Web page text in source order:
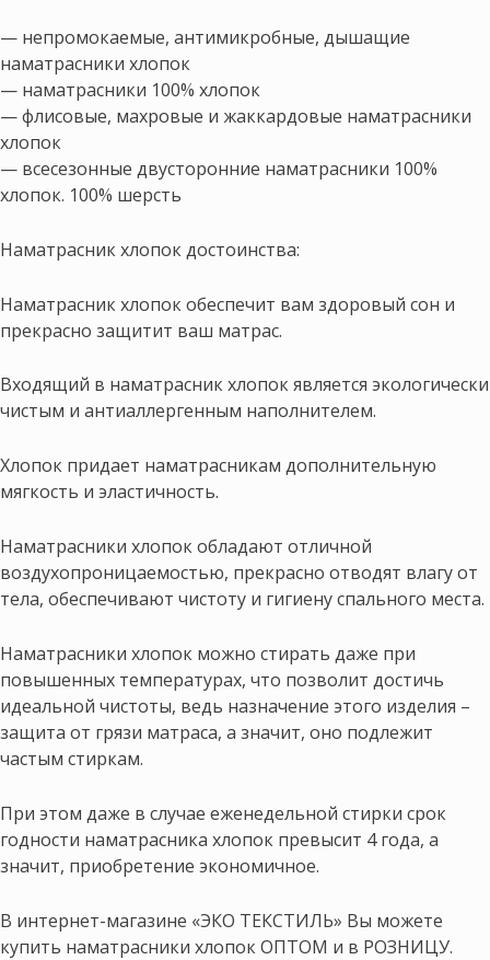
— непромокаемые, антимикробные, дышащие
наматрасники хлопок
— наматрасники 100% хлопок
— флисовые, махровые и жаккардовые наматрасники
хлопок
— всесезонные двусторонние наматрасники 100%
хлопок. 100% шерсть
Наматрасник хлопок достоинства:
Наматрасник хлопок обеспечит вам здоровый сон и
прекрасно защитит ваш матрас.
Входящий в наматрасник хлопок является экологически
чистым и антиаллергенным наполнителем.
Хлопок придает наматрасникам дополнительную
мягкость и эластичность.
Наматрасники хлопок обладают отличной
воздухопроницаемостью, прекрасно отводят влагу от
тела, обеспечивают чистоту и гигиену спального места.
Наматрасники хлопок можно стирать даже при
повышенных температурах, что позволит достичь
идеальной чистоты, ведь назначение этого изделия –
защита от грязи матраса, а значит, оно подлежит
частым стиркам.
При этом даже в случае еженедельной стирки срок
годности наматрасника хлопок превысит 4 года, а
значит, приобретение экономичное.
В интернет-магазине «ЭКО ТЕКСТИЛЬ» Вы можете
купить наматрасники хлопок ОПТОМ и в РОЗНИЦУ.